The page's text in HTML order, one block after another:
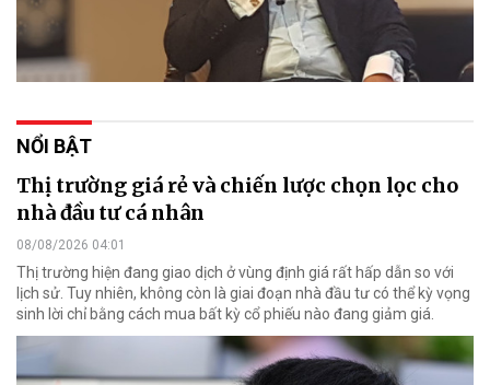
NỔI BẬT
Thị trường giá rẻ và chiến lược chọn lọc cho
nhà đầu tư cá nhân
08/08/2026 04:01
Thị trường hiện đang giao dịch ở vùng định giá rất hấp dẫn so với
lịch sử. Tuy nhiên, không còn là giai đoạn nhà đầu tư có thể kỳ vọng
sinh lời chỉ bằng cách mua bất kỳ cổ phiếu nào đang giảm giá.